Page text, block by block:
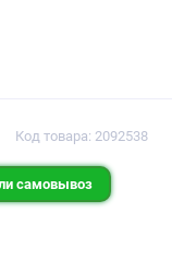
Код товара: 2092538
самовывоз